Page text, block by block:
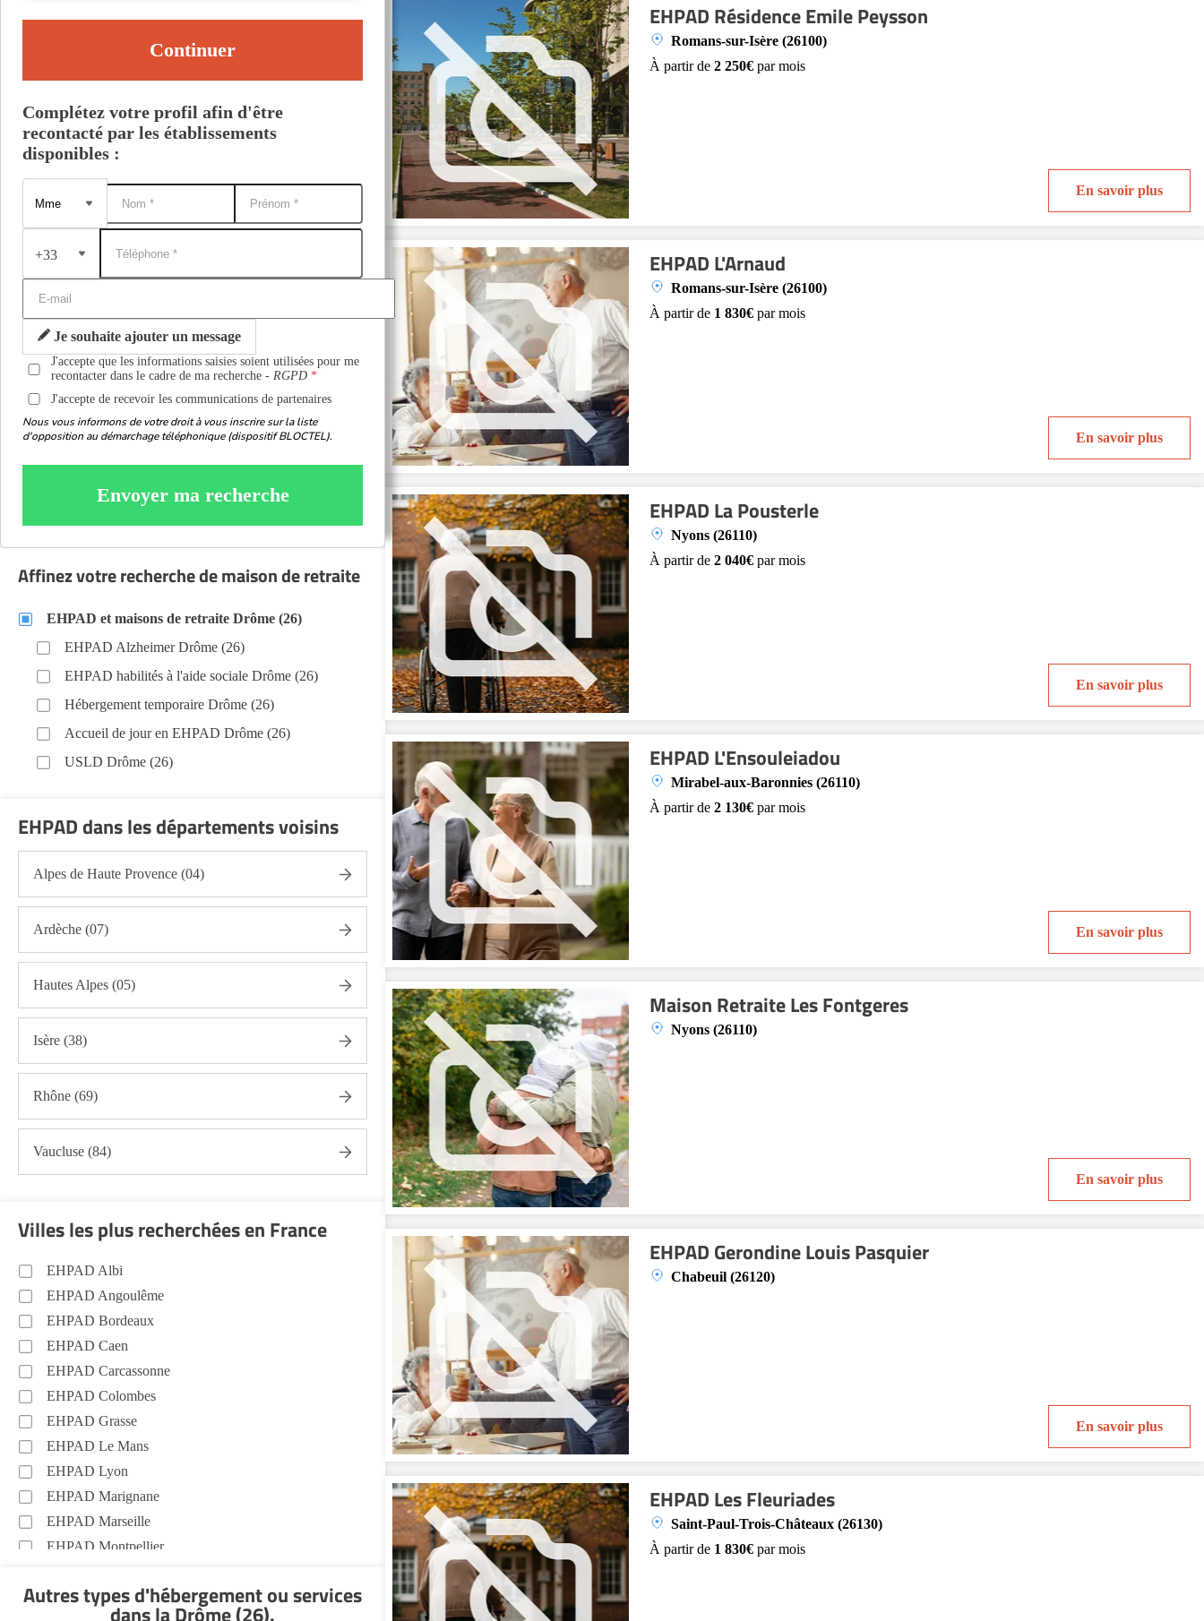
EHPAD Résidence Emile Peysson
Romans-sur-Isère (26100)
À partir de 2 250€ par mois
En savoir plus
EHPAD L'Arnaud
Romans-sur-Isère (26100)
À partir de 1 830€ par mois
En savoir plus
EHPAD La Pousterle
Nyons (26110)
À partir de 2 040€ par mois
En savoir plus
EHPAD L'Ensouleiadou
Mirabel-aux-Baronnies (26110)
À partir de 2 130€ par mois
En savoir plus
Maison Retraite Les Fontgeres
Nyons (26110)
En savoir plus
EHPAD Gerondine Louis Pasquier
Chabeuil (26120)
En savoir plus
EHPAD Les Fleuriades
Saint-Paul-Trois-Châteaux (26130)
À partir de 1 830€ par mois
Continuer
Complétez votre profil afin d'être
recontacté par les établissements
disponibles :
+33
Je souhaite ajouter un message
J'accepte que les informations saisies soient utilisées pour me
recontacter dans le cadre de ma recherche -RGPD
J'accepte de recevoir les communications de partenaires
Nous vous informons de votre droit à vous inscrire sur la liste
d'opposition au démarchage téléphonique (dispositif BLOCTEL).
Envoyer ma recherche
Affinez votre recherche de maison de retraite
EHPAD et maisons de retraite Drôme (26)
EHPAD Alzheimer Drôme (26)
EHPAD habilités à l'aide sociale Drôme (26)
Hébergement temporaire Drôme (26)
Accueil de jour en EHPAD Drôme (26)
USLD Drôme (26)
EHPAD dans les départements voisins
Alpes de Haute Provence (04)
Ardèche (07)
Hautes Alpes (05)
Isère (38)
Rhône (69)
Vaucluse (84)
Villes les plus recherchées en France
EHPAD Albi
EHPAD Angoulême
EHPAD Bordeaux
EHPAD Caen
EHPAD Carcassonne
EHPAD Colombes
EHPAD Grasse
EHPAD Le Mans
EHPAD Lyon
EHPAD Marignane
EHPAD Marseille
EHPAD Montpellier
EHPAD Nice
Autres types d'hébergement ou services
dans la Drôme (26).